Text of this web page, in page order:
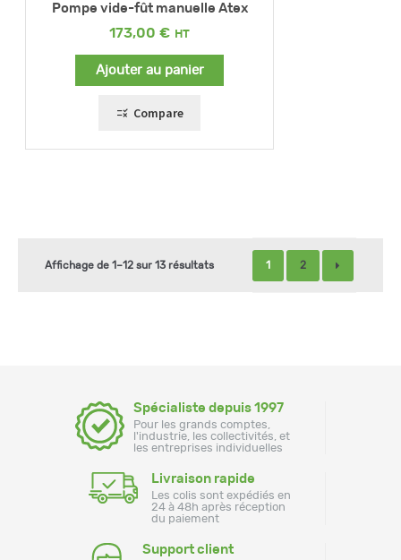
Pompe vide-fût manuelle Atex
173,00 €
Ajouter au panier
Compare
Affichage de 1–12 sur 13 résultats 1 2
Spécialiste depuis 1997
Pour les grands comptes,
l'industrie, les collectivités, et
les entreprises individuelles
Livraison rapide
Les colis sont expédiés en
24 à 48h après réception
du paiement
Support client